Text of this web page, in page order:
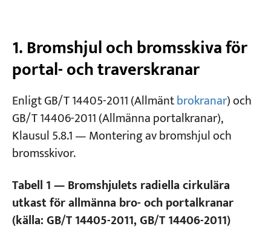
1. Bromshjul och bromsskiva för
portal- och traverskranar
Enligt GB/T 14405-2011 (Allmäntbrokranar) och
GB/T 14406-2011 (Allmänna portalkranar),
Klausul 5.8.1 — Montering av bromshjul och
bromsskivor.
Tabell 1 — Bromshjulets radiella cirkulära
utkast för allmänna bro- och portalkranar
(källa: GB/T 14405-2011, GB/T 14406-2011)